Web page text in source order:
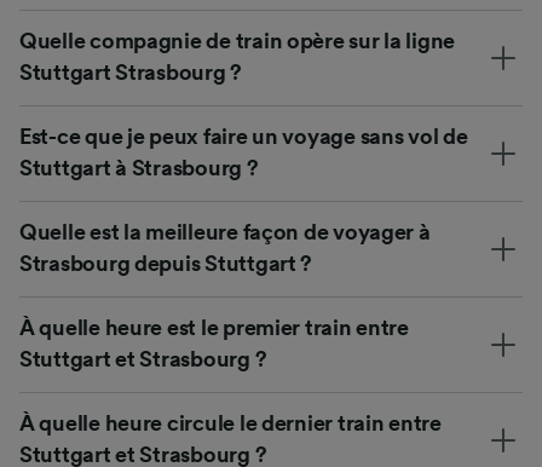
Quelle compagnie de train opère sur la ligne
Stuttgart Strasbourg ?
Est-ce que je peux faire un voyage sans vol de
Stuttgart à Strasbourg ?
Quelle est la meilleure façon de voyager à
Strasbourg depuis Stuttgart ?
À quelle heure est le premier train entre
Stuttgart et Strasbourg ?
À quelle heure circule le dernier train entre
Stuttgart et Strasbourg ?